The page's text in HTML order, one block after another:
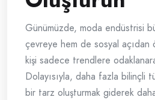
Günümüzde, moda endüstrisi
çevreye hem de sosyal
kişi sadece trendlere
Dolayısıyla, daha fazla bilinçli
bir tarz oluşturmak giderek